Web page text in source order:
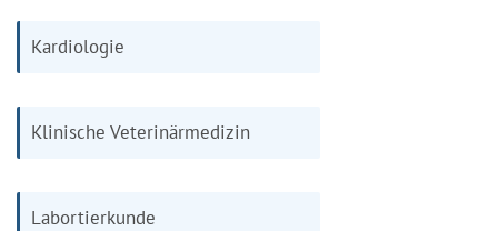
Kardiologie
Klinische Veterinärmedizin
Labortierkunde